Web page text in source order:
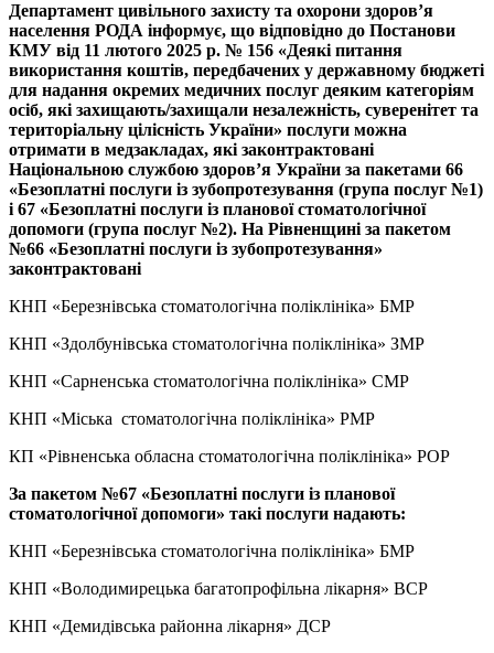
Департамент цивільного захисту та охорони здоров’я
населення РОДА інформує, що відповідно до Постанови
КМУ від 11 лютого 2025 р. № 156 «Деякі питання
використання коштів, передбачених у державному бюджеті
для надання окремих медичних послуг деяким категоріям
осіб, які захищають/захищали незалежність, суверенітет та
територіальну цілісність України» послуги можна
отримати в медзакладах, які законтрактовані
Національною службою здоров’я України за пакетами 66
«Безоплатні послуги із зубопротезування (група послуг №1)
і 67 «Безоплатні послуги із планової стоматологічної
допомоги (група послуг №2). На Рівненщині за пакетом
№66 «Безоплатні послуги із зубопротезування»
законтрактовані
КНП «Березнівська стоматологічна поліклініка» БМР
КНП «Здолбунівська стоматологічна поліклініка» ЗМР
КНП «Сарненська стоматологічна поліклініка» СМР
КНП «Міська стоматологічна поліклініка» РМР
КП «Рівненська обласна стоматологічна поліклініка» РОР
За пакетом №67 «Безоплатні послуги із планової
стоматологічної допомоги» такі послуги надають:
КНП «Березнівська стоматологічна поліклініка» БМР
КНП «Володимирецька багатопрофільна лікарня» ВСР
КНП «Демидівська районна лікарня» ДСР